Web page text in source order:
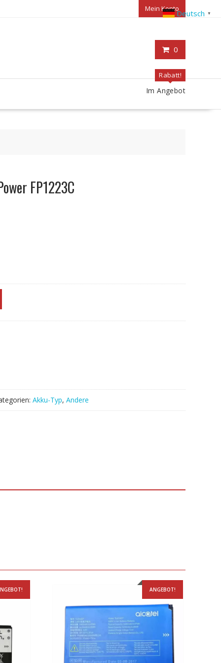
Mein Konto
0
Rabatt!
Im Angebot
FP1223C
Akku-Typ, Andere
ANGEBOT!
Deutsch ▼